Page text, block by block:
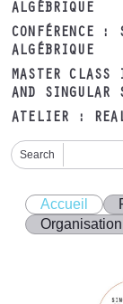
ALGÉBRIQUE
CONFÉRENCE :
ALGÉBRIQUE
MASTER CLASS
AND SINGULAR
ATELIER :
Search
Accueil